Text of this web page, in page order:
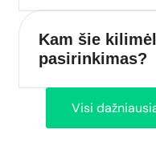
Kam šie
pasirinkimas?
Visi